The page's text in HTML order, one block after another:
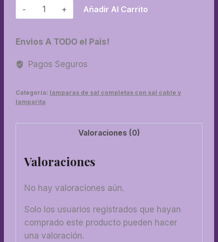
01-
Lamparita
Añadir Al Carrito
Envios A TODO el Pais!
Pagos Seguros
Categoría: lamparas de sal completas con sal cable y
lamparita
Valoraciones (0)
Valoraciones
No hay valoraciones aún.
Solo los usuarios registrados que hayan
comprado este producto pueden hacer
una valoración.